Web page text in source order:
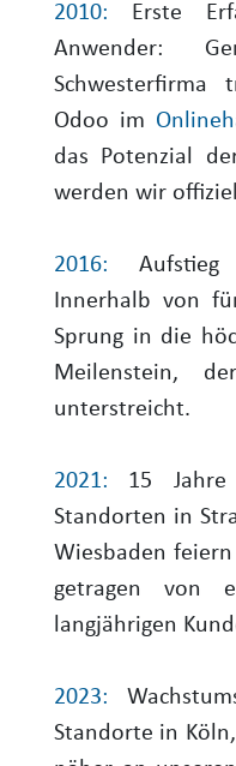
2010: Erste
Anwender:
Schwesterfirma
Odoo im
das Potenzial
werden wir
2016: Aufstieg
Innerhalb von
Sprung in die
Meilenstein,
unterstreicht.
2021: 15 Jahre
Standorten in
Wiesbaden
getragen von
langjährigen
2023:
Standorte in